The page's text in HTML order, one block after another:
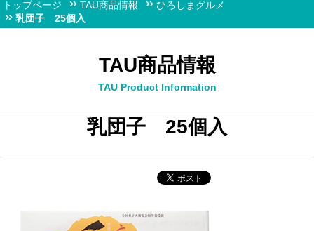
トップページ TAU商品情報
ひろしまグルメ
乳団子 25個入
TAU商品情報
TAU Product Information
乳団子 25個入